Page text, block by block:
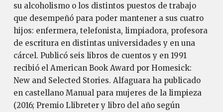
su alcoholismo o los distintos puestos de trabajo
que desempeñó para poder mantener a sus cuatro
hijos: enfermera, telefonista, limpiadora, profesora
de escritura en distintas universidades y en una
cárcel. Publicó seis libros de cuentos y en 1991
recibió el American Book Award por Homesick:
New and Selected Stories. Alfaguara ha publicado
en castellano Manual para mujeres de la limpieza
(2016; Premio Llibreter y libro del año según